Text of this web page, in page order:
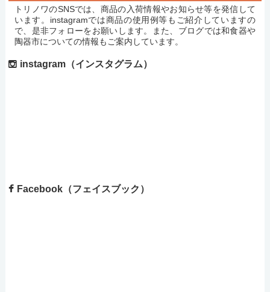
トリノワのSNSでは、商品の入荷情報やお知らせ等を発信して
います。instagramでは商品の使用例等もご紹介していますの
で、是非フォローをお願いします。また、ブログでは和食器や
陶器市についての情報もご案内しています。
instagram（インスタグラム）
Facebook（フェイスブック）